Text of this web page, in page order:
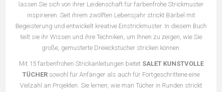
lassen Sie sich von ihrer Leidenschaft für farbenfrohe Strickmuster
inspirieren. Seit ihrem zwölften Lebensjahr strickt Bärbel mit
Begeisterung und entwickelt kreative Einstrickmuster. In diesem Buch
teilt sie ihr Wissen und ihre Techniken, um Ihnen zu zeigen, wie Sie
große, gemusterte Dreieckstücher stricken können.
Mit 15 farbenfrohen Strickanleitungen bietet SALET KUNSTVOLLE
TÜCHER sowohl für Anfänger als auch für Fortgeschrittene eine
Vielzahl an Projekten. Sie lernen, wie man Tücher in Runden strickt